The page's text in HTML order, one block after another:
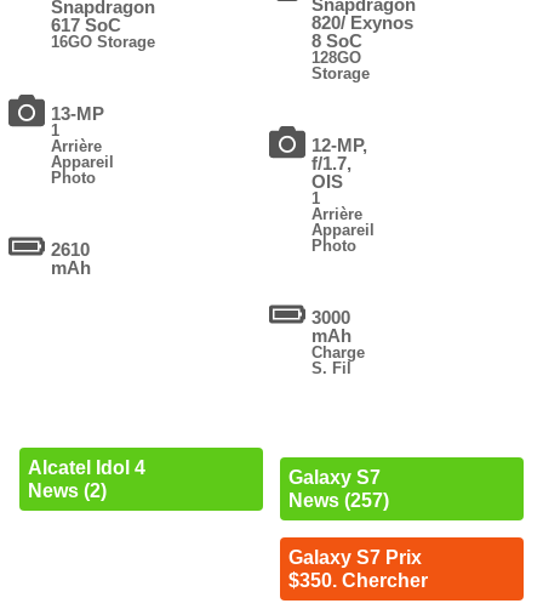
Snapdragon
617 SoC
16GO Storage
13-MP
1
Arrière
Appareil
Photo
2610
mAh
Alcatel Idol 4
News (2)
Snapdragon
820/ Exynos
8 SoC
128GO
Storage
12-MP,
f/1.7,
OIS
1
Arrière
Appareil
Photo
3000
mAh
Charge
S. Fil
Galaxy S7
News (257)
Galaxy S7 Prix
$350. Chercher